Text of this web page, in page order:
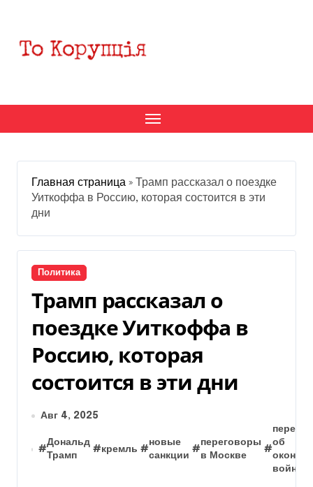
содержанию
Главная страница » Трамп рассказал о поездке
Уиткоффа в Россию, которая состоится в эти
дни
Политика
Трамп рассказал о
поездке Уиткоффа в
Россию, которая
состоится в эти дни
Авг 4, 2025
#
Дональд
Трамп
#кремль #
новые
санкции
#
переговоры
в Москве
#
об
войны